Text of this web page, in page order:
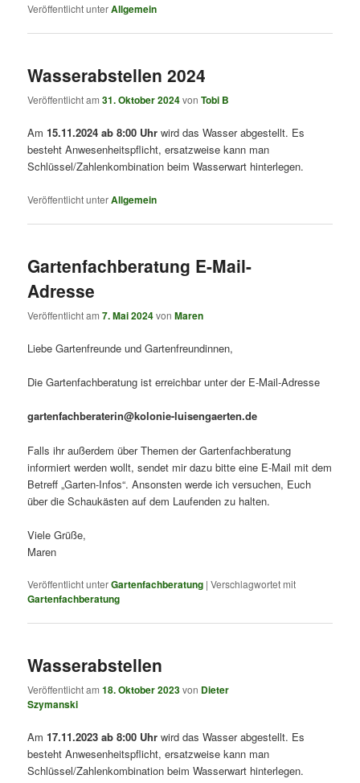
Veröffentlicht unterAllgemein
Wasserabstellen 2024
Veröffentlicht am31. Oktober 2024vonTobi B
Am15.11.2024 ab 8:00 Uhr wird das Wasser abgestellt. Es
besteht Anwesenheitspflicht, ersatzweise kann man
Schlüssel/Zahlenkombination beim Wasserwart hinterlegen.
Veröffentlicht unterAllgemein
Gartenfachberatung E-Mail-
Adresse
Veröffentlicht am7. Mai 2024vonMaren
Liebe Gartenfreunde und Gartenfreundinnen,
Die Gartenfachberatung ist erreichbar unter der E-Mail-Adresse
gartenfachberaterin@kolonie-luisengaerten.de
Falls ihr außerdem über Themen der Gartenfachberatung
informiert werden wollt, sendet mir dazu bitte eine E-Mail mit dem
Betreff „Garten-Infos“. Ansonsten werde ich versuchen, Euch
über die Schaukästen auf dem Laufenden zu halten.
Viele Grüße,
Maren
Veröffentlicht unterGartenfachberatung |Verschlagwortet mit
Gartenfachberatung
Wasserabstellen
Veröffentlicht am18. Oktober 2023von Dieter
Szymanski
Am17.11.2023 ab 8:00 Uhr wird das Wasser abgestellt. Es
besteht Anwesenheitspflicht, ersatzweise kann man
Schlüssel/Zahlenkombination beim Wasserwart hinterlegen.